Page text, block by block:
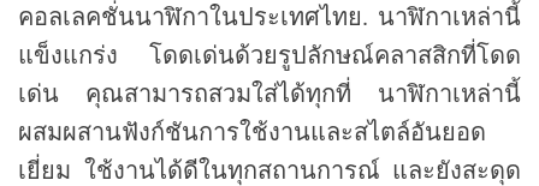
คอลเลคชั่นนาฬิกาในประเทศไทย. นาฬิกาเหล่านี้
แข็งแกร่ง โดดเด่นด้วยรูปลักษณ์คลาสสิกที่โดด
เด่น คุณสามารถสวมใส่ได้ทุกที่ นาฬิกาเหล่านี้
ผสมผสานฟังก์ชันการใช้งานและสไตล์อันยอด
เยี่ยม ใช้งานได้ดีในทุกสถานการณ์ และยังสะดุด